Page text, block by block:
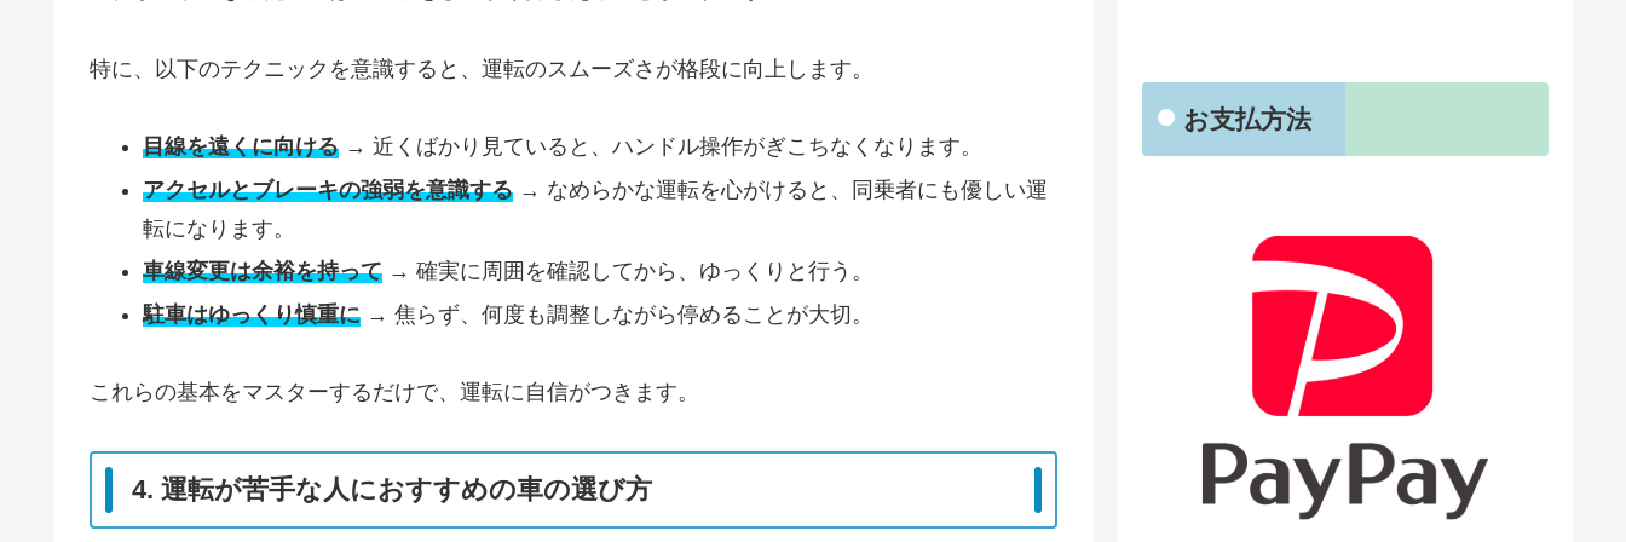
特に、以下のテクニックを意識すると、運転のスムーズさが格段に向上します。
目線を遠くに向ける→ 近くばかり見ていると、ハンドル操作がぎこちなくなります。
アクセルとブレーキの強弱を意識する→ なめらかな運転を心がけると、同乗者にも優しい運
転になります。
車線変更は余裕を持って→ 確実に周囲を確認してから、ゆっくりと行う。
駐車はゆっくり慎重に→ 焦らず、何度も調整しながら停めることが大切。
これらの基本をマスターするだけで、運転に自信がつきます。
4. 運転が苦手な人におすすめの車の選び方
お支払方法